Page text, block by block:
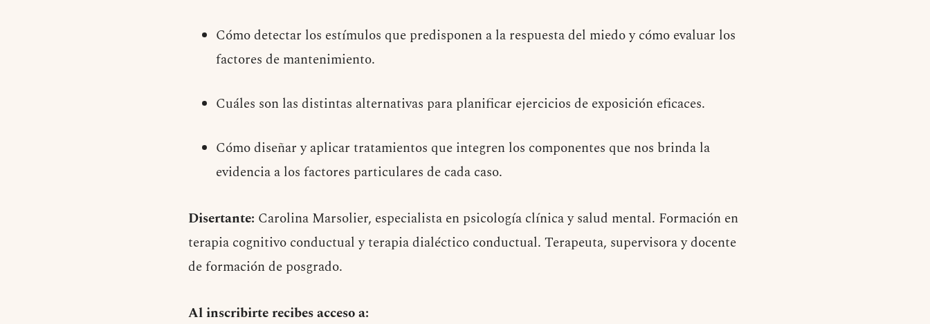
Cómo detectar los estímulos que predisponen a la respuesta del miedo y cómo evaluar los
factores de mantenimiento.
Cuáles son las distintas alternativas para planificar ejercicios de exposición eficaces.
Cómo diseñar y aplicar tratamientos que integren los componentes que nos brinda la
evidencia a los factores particulares de cada caso.
Disertante: Carolina Marsolier, especialista en psicología clínica y salud mental. Formación en
terapia cognitivo conductual y terapia dialéctico conductual. Terapeuta, supervisora y docente
de formación de posgrado.
Al inscribirte recibes acceso a: